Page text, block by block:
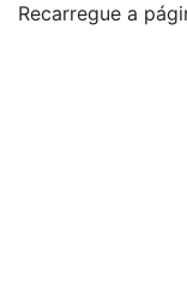
Recarregue a